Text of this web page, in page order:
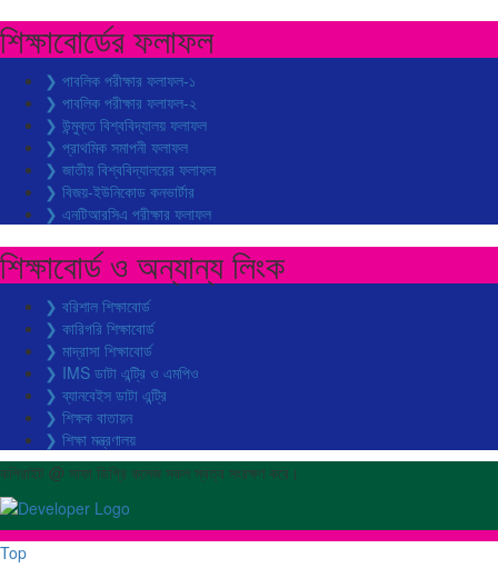
শিক্ষাবোর্ডের ফলাফল
❯ পাবলিক পরীক্ষার ফলাফল-১
❯ পাবলিক পরীক্ষার ফলাফল-২
❯ উন্মুক্ত বিশ্ববিদ্যালয় ফলাফল
❯ প্রাথমিক সমাপনী ফলাফল
❯ জাতীয় বিশ্ববিদ্যালয়ের ফলাফল
❯ বিজয়-ইউনিকোড কনভার্টার
❯ এনটিআরসিএ পরীক্ষার ফলাফল
শিক্ষাবোর্ড ও অন্যান্য লিংক
❯ বরিশাল শিক্ষাবোর্ড
❯ কারিগরি শিক্ষাবোর্ড
❯ মাদ্রাসা শিক্ষাবোর্ড
❯ IMS ডাটা এন্ট্রি ও এমপিও
❯ ব্যানবেইস ডাটা এন্ট্রি
❯ শিক্ষক বাতায়ন
❯ শিক্ষা মন্ত্রণালয়
কপিরাইট @ সাফা ডিগ্রি কলেজ সকল স্বত্ব সংরক্ষণ করে।
Top